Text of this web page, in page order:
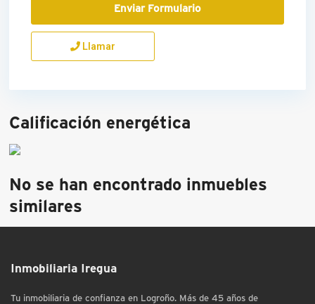
Llamar
Calificación energética
No se han encontrado inmuebles
similares
Inmobiliaria Iregua
Tu inmobiliaria de confianza en Logroño. Más de 45 años de